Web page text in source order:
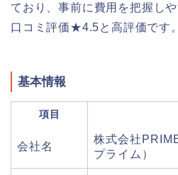
ており、事前に費用を把握し
口コミ評価★4.5と高評価です。
基本情報
項目
会社名
株式会社
プライム）